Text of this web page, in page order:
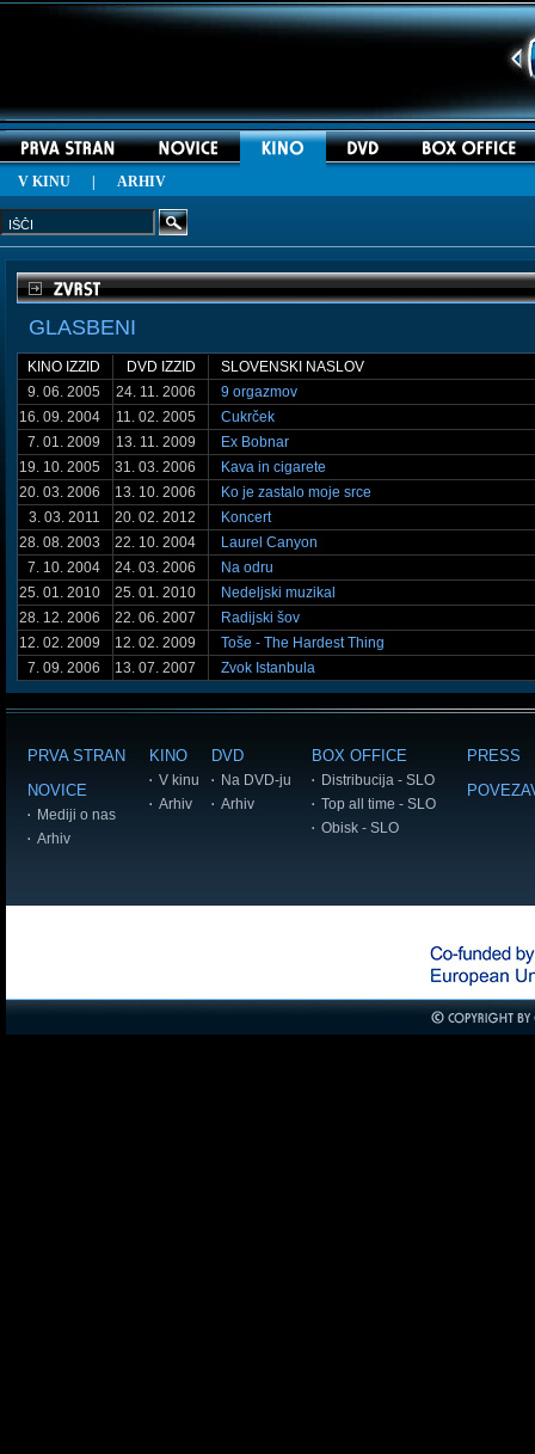
V KINU ARHIV
GLASBENI
KINO IZZID DVD IZZID
SLOVENSKI NASLOV
9. 06. 2005
24. 11. 2006
9 orgazmov
16. 09. 2004
11. 02. 2005
Cukrček
7. 01. 2009
13. 11. 2009
Ex Bobnar
19. 10. 2005
31. 03. 2006
Kava in cigarete
20. 03. 2006
13. 10. 2006
Ko je zastalo moje srce
3. 03. 2011
20. 02. 2012
Koncert
28. 08. 2003
22. 10. 2004
Laurel Canyon
7. 10. 2004
24. 03. 2006
Na odru
25. 01. 2010
25. 01. 2010
Nedeljski muzikal
28. 12. 2006
22. 06. 2007
Radijski šov
12. 02. 2009
12. 02. 2009
Toše - The Hardest Thing
7. 09. 2006
13. 07. 2007 Zvok Istanbula
PRVA STRAN
NOVICE
Mediji o nas
Arhiv
KINO
V kinu
Arhiv
DVD
Na DVD-ju
Arhiv
BOX OFFICE
Distribucija - SLO
Top all time - SLO
Obisk - SLO
PRESS